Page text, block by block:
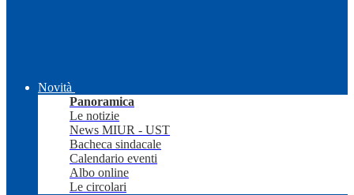
Novità
Panoramica
Le notizie
News MIUR - UST
Bacheca sindacale
Calendario eventi
Albo online
Le circolari